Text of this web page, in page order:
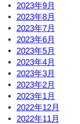
2023年9月
2023年8月
2023年7月
2023年6月
2023年5月
2023年4月
2023年3月
2023年2月
2023年1月
2022年12月
2022年11月